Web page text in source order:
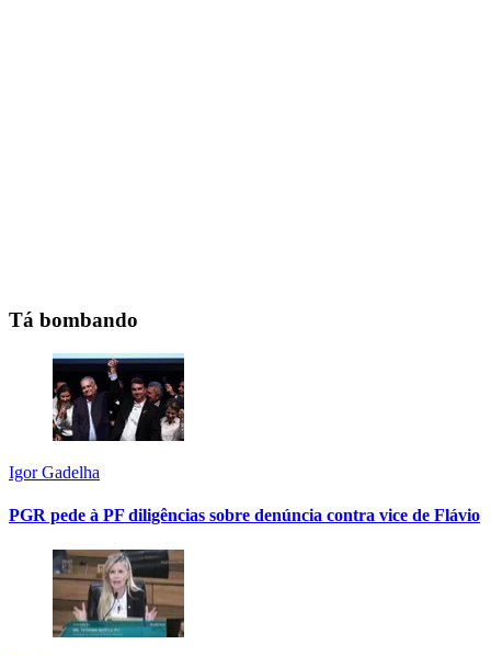
Tá bombando
Igor Gadelha
PGR pede à PF diligências sobre denúncia contra vice de Flávio